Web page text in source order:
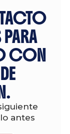
CON
antes